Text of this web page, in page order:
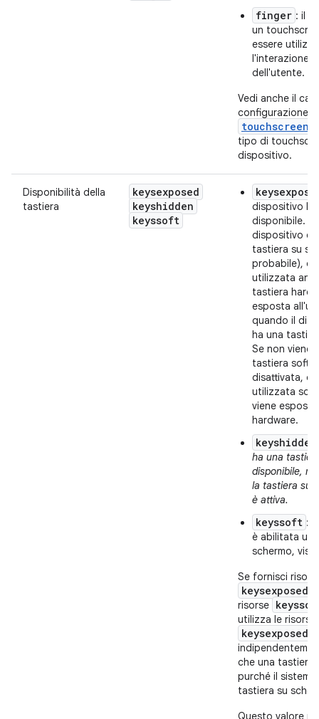
finger : il
un
essere
l'interazione
dell'utente.
Vedi anche il
configurazione
touchscreen
tipo di
dispositivo.
Disponibilità della
tastiera
keysexposed
keyshidden
keyssoft
dispositivo
disponibile.
dispositivo è
tastiera su
probabile),
utilizzata
tastiera
esposta
quando il
ha una
Se non viene
tastiera
disattivata,
utilizzata
viene
hardware.
keyshidden
ha una
disponibile,
la tastiera su
è attiva.
keyssoft :
è abilitata
schermo,
Se fornisci
keysexposed
risorse
utilizza le risorse
keysexposed
che una tastiera
purché il
tastiera su
Questo valore